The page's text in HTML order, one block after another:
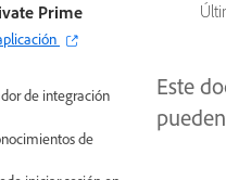
Prime
de integración
de
Este